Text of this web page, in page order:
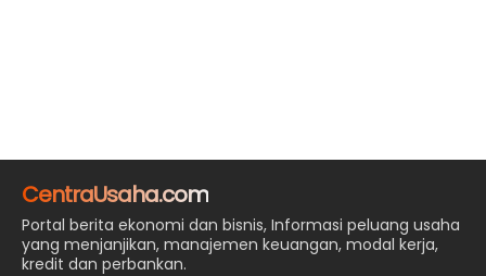
CentraUsaha.com
Portal berita ekonomi dan bisnis, Informasi peluang usaha
yang menjanjikan, manajemen keuangan, modal kerja,
kredit dan perbankan.